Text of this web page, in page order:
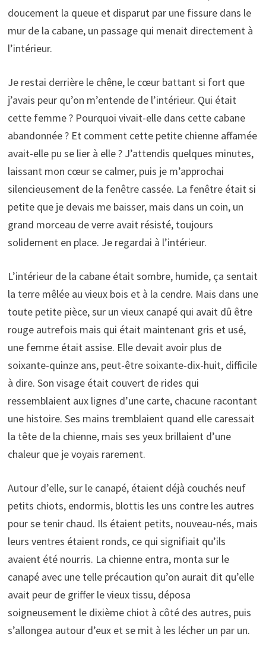
doucement la queue et disparut par une fissure dans le
mur de la cabane, un passage qui menait directement à
l’intérieur.
Je restai derrière le chêne, le cœur battant si fort que
j’avais peur qu’on m’entende de l’intérieur. Qui était
cette femme ? Pourquoi vivait-elle dans cette cabane
abandonnée ? Et comment cette petite chienne affamée
avait-elle pu se lier à elle ? J’attendis quelques minutes,
laissant mon cœur se calmer, puis je m’approchai
silencieusement de la fenêtre cassée. La fenêtre était si
petite que je devais me baisser, mais dans un coin, un
grand morceau de verre avait résisté, toujours
solidement en place. Je regardai à l’intérieur.
L’intérieur de la cabane était sombre, humide, ça sentait
la terre mêlée au vieux bois et à la cendre. Mais dans une
toute petite pièce, sur un vieux canapé qui avait dû être
rouge autrefois mais qui était maintenant gris et usé,
une femme était assise. Elle devait avoir plus de
soixante-quinze ans, peut-être soixante-dix-huit, difficile
à dire. Son visage était couvert de rides qui
ressemblaient aux lignes d’une carte, chacune racontant
une histoire. Ses mains tremblaient quand elle caressait
la tête de la chienne, mais ses yeux brillaient d’une
chaleur que je voyais rarement.
Autour d’elle, sur le canapé, étaient déjà couchés neuf
petits chiots, endormis, blottis les uns contre les autres
pour se tenir chaud. Ils étaient petits, nouveau-nés, mais
leurs ventres étaient ronds, ce qui signifiait qu’ils
avaient été nourris. La chienne entra, monta sur le
canapé avec une telle précaution qu’on aurait dit qu’elle
avait peur de griffer le vieux tissu, déposa
soigneusement le dixième chiot à côté des autres, puis
s’allongea autour d’eux et se mit à les lécher un par un.